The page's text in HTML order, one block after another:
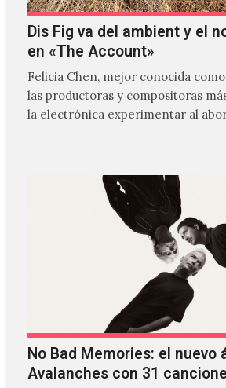
Dis Fig va del ambient y el
en «The Account»
Felicia Chen, mejor conocida como
las productoras y compositoras
la electrónica experimentar al
No Bad Memories: el nuevo
Avalanches con 31